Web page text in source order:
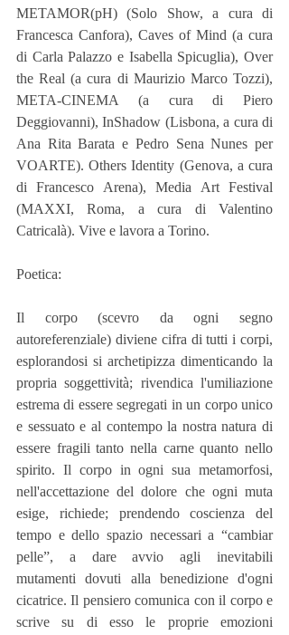
METAMOR(pH) (Solo Show, a cura di
Francesca Canfora), Caves of Mind (a cura
di Carla Palazzo e Isabella Spicuglia), Over
the Real (a cura di Maurizio Marco Tozzi),
META-CINEMA (a cura di Piero
Deggiovanni), InShadow (Lisbona, a cura di
Ana Rita Barata e Pedro Sena Nunes per
VOARTE). Others Identity (Genova, a cura
di Francesco Arena), Media Art Festival
(MAXXI, Roma, a cura di Valentino
Catricalà). Vive e lavora a Torino.
Poetica:
Il corpo (scevro da ogni segno
autoreferenziale) diviene cifra di tutti i corpi,
esplorandosi si archetipizza dimenticando la
propria soggettività; rivendica l'umiliazione
estrema di essere segregati in un corpo unico
e sessuato e al contempo la nostra natura di
essere fragili tanto nella carne quanto nello
spirito. Il corpo in ogni sua metamorfosi,
nell'accettazione del dolore che ogni muta
esige, richiede; prendendo coscienza del
tempo e dello spazio necessari a “cambiar
pelle”, a dare avvio agli inevitabili
mutamenti dovuti alla benedizione d'ogni
cicatrice. Il pensiero comunica con il corpo e
scrive su di esso le proprie emozioni